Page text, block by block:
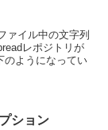
ァイル中の文字列
レポジトリが
のようになってい
ション